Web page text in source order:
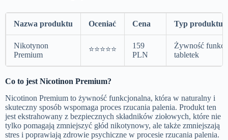
Nazwa produktu Oceniać Cena Typ produktu
Nikotynon
Premium
⭐⭐⭐⭐⭐
159
PLN
Żywność
tabletek
Co to jest Nicotinon Premium?
Nicotinon Premium to żywność funkcjonalna, która w naturalny i
skuteczny sposób wspomaga proces rzucania palenia. Produkt ten
jest ekstrahowany z bezpiecznych składników ziołowych, które nie
tylko pomagają zmniejszyć głód nikotynowy, ale także zmniejszają
stres i poprawiają zdrowie psychiczne w procesie rzucania palenia.